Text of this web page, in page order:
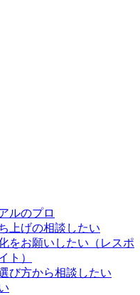
ルのプロ
上げの相談したい
をお願いしたい（レスポ
ト）
び方から相談したい